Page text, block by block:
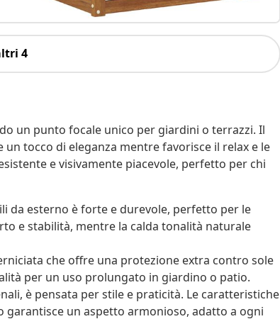
4
un punto focale unico per giardini o terrazzi. Il
tocco di eleganza mentre favorisce il relax e le
e visivamente piacevole, perfetto per chi
da esterno è forte e durevole, perfetto per le
e stabilità, mentre la calda tonalità naturale
che offre una protezione extra contro sole
per un uso prolungato in giardino o patio.
è pensata per stile e praticità. Le caratteristiche
un aspetto armonioso, adatto a ogni